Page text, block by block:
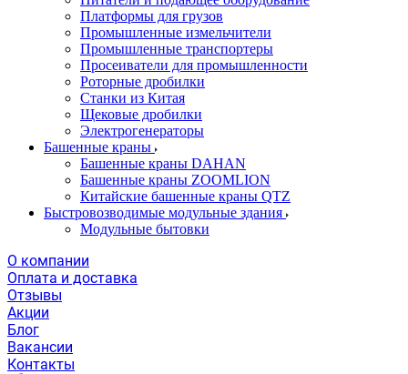
Платформы для грузов
Промышленные измельчители
Промышленные транспортеры
Просеиватели для промышленности
Роторные дробилки
Станки из Китая
Щековые дробилки
Электрогенераторы
Башенные краны
Башенные краны DAHAN
Башенные краны ZOOMLION
Китайские башенные краны QTZ
Быстровозводимые модульные здания
Модульные бытовки
О компании
Оплата и доставка
Отзывы
Акции
Блог
Вакансии
Контакты